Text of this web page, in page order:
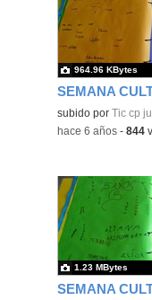
subido por Tic cp
964.96 KBytes
-hace 6 años- 844
1.23 MBytes